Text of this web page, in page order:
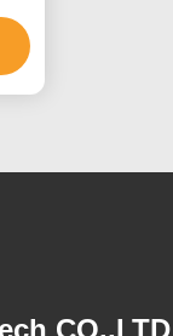
CO.,LTD